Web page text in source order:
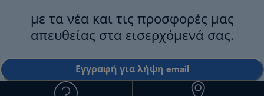
με τα νέα και τις προσφορές μας
απευθείας στα εισερχόμενά σας.
Εγγραφή για λήψη email